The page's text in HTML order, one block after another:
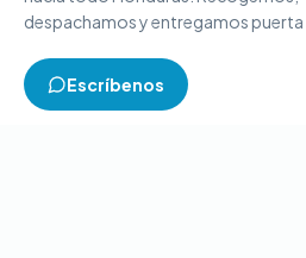
despachamos y entregamos puerta
Escríbenos